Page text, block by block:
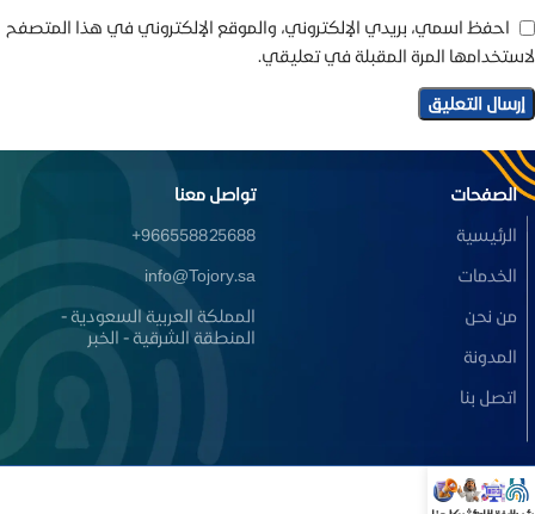
احفظ اسمي، بريدي الإلكتروني، والموقع الإلكتروني في هذا المتصفح
لاستخدامها المرة المقبلة في تعليقي.
الصفحات
الرئيسية
الخدمات
من نحن
المدونة
اتصل بنا
تواصل معنا
966558825688+
info@Tojory.sa
المملكة العربية السعودية -
المنطقة الشرقية - الخبر